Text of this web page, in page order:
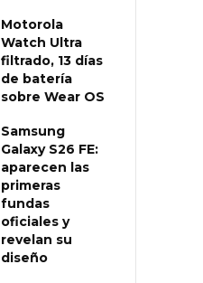
Motorola
Watch Ultra
filtrado, 13 días
de batería
sobre Wear OS
Samsung
Galaxy S26 FE:
aparecen las
primeras
fundas
oficiales y
revelan su
diseño